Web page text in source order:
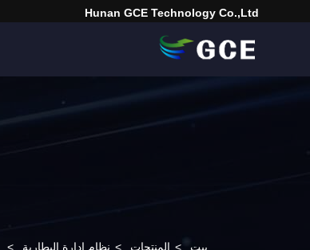
Hunan GCE Technology Co.,Ltd
بيت > المنتجات > نظام إدارة البطارية >